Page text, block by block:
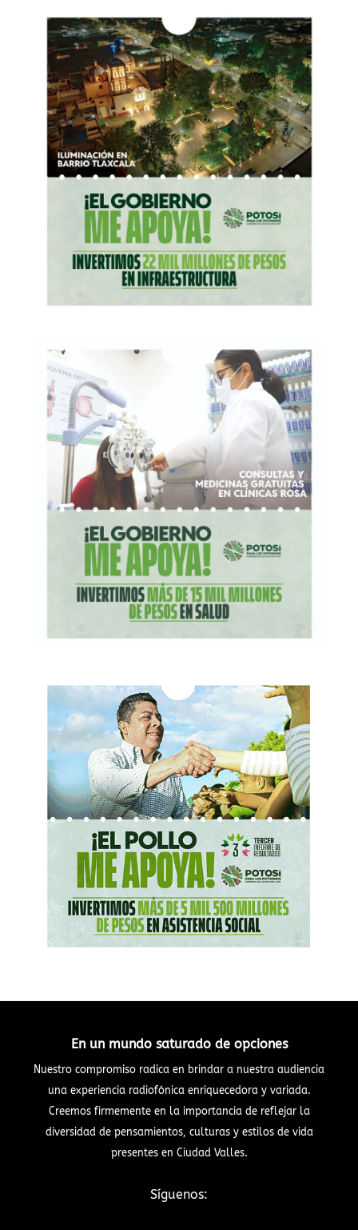
En un mundo saturado de opciones
Nuestro compromiso radica en brindar a nuestra audiencia
una experiencia radiofónica enriquecedora y variada.
Creemos firmemente en la importancia de reflejar la
diversidad de pensamientos, culturas y estilos de vida
presentes en Ciudad Valles.
Síguenos: